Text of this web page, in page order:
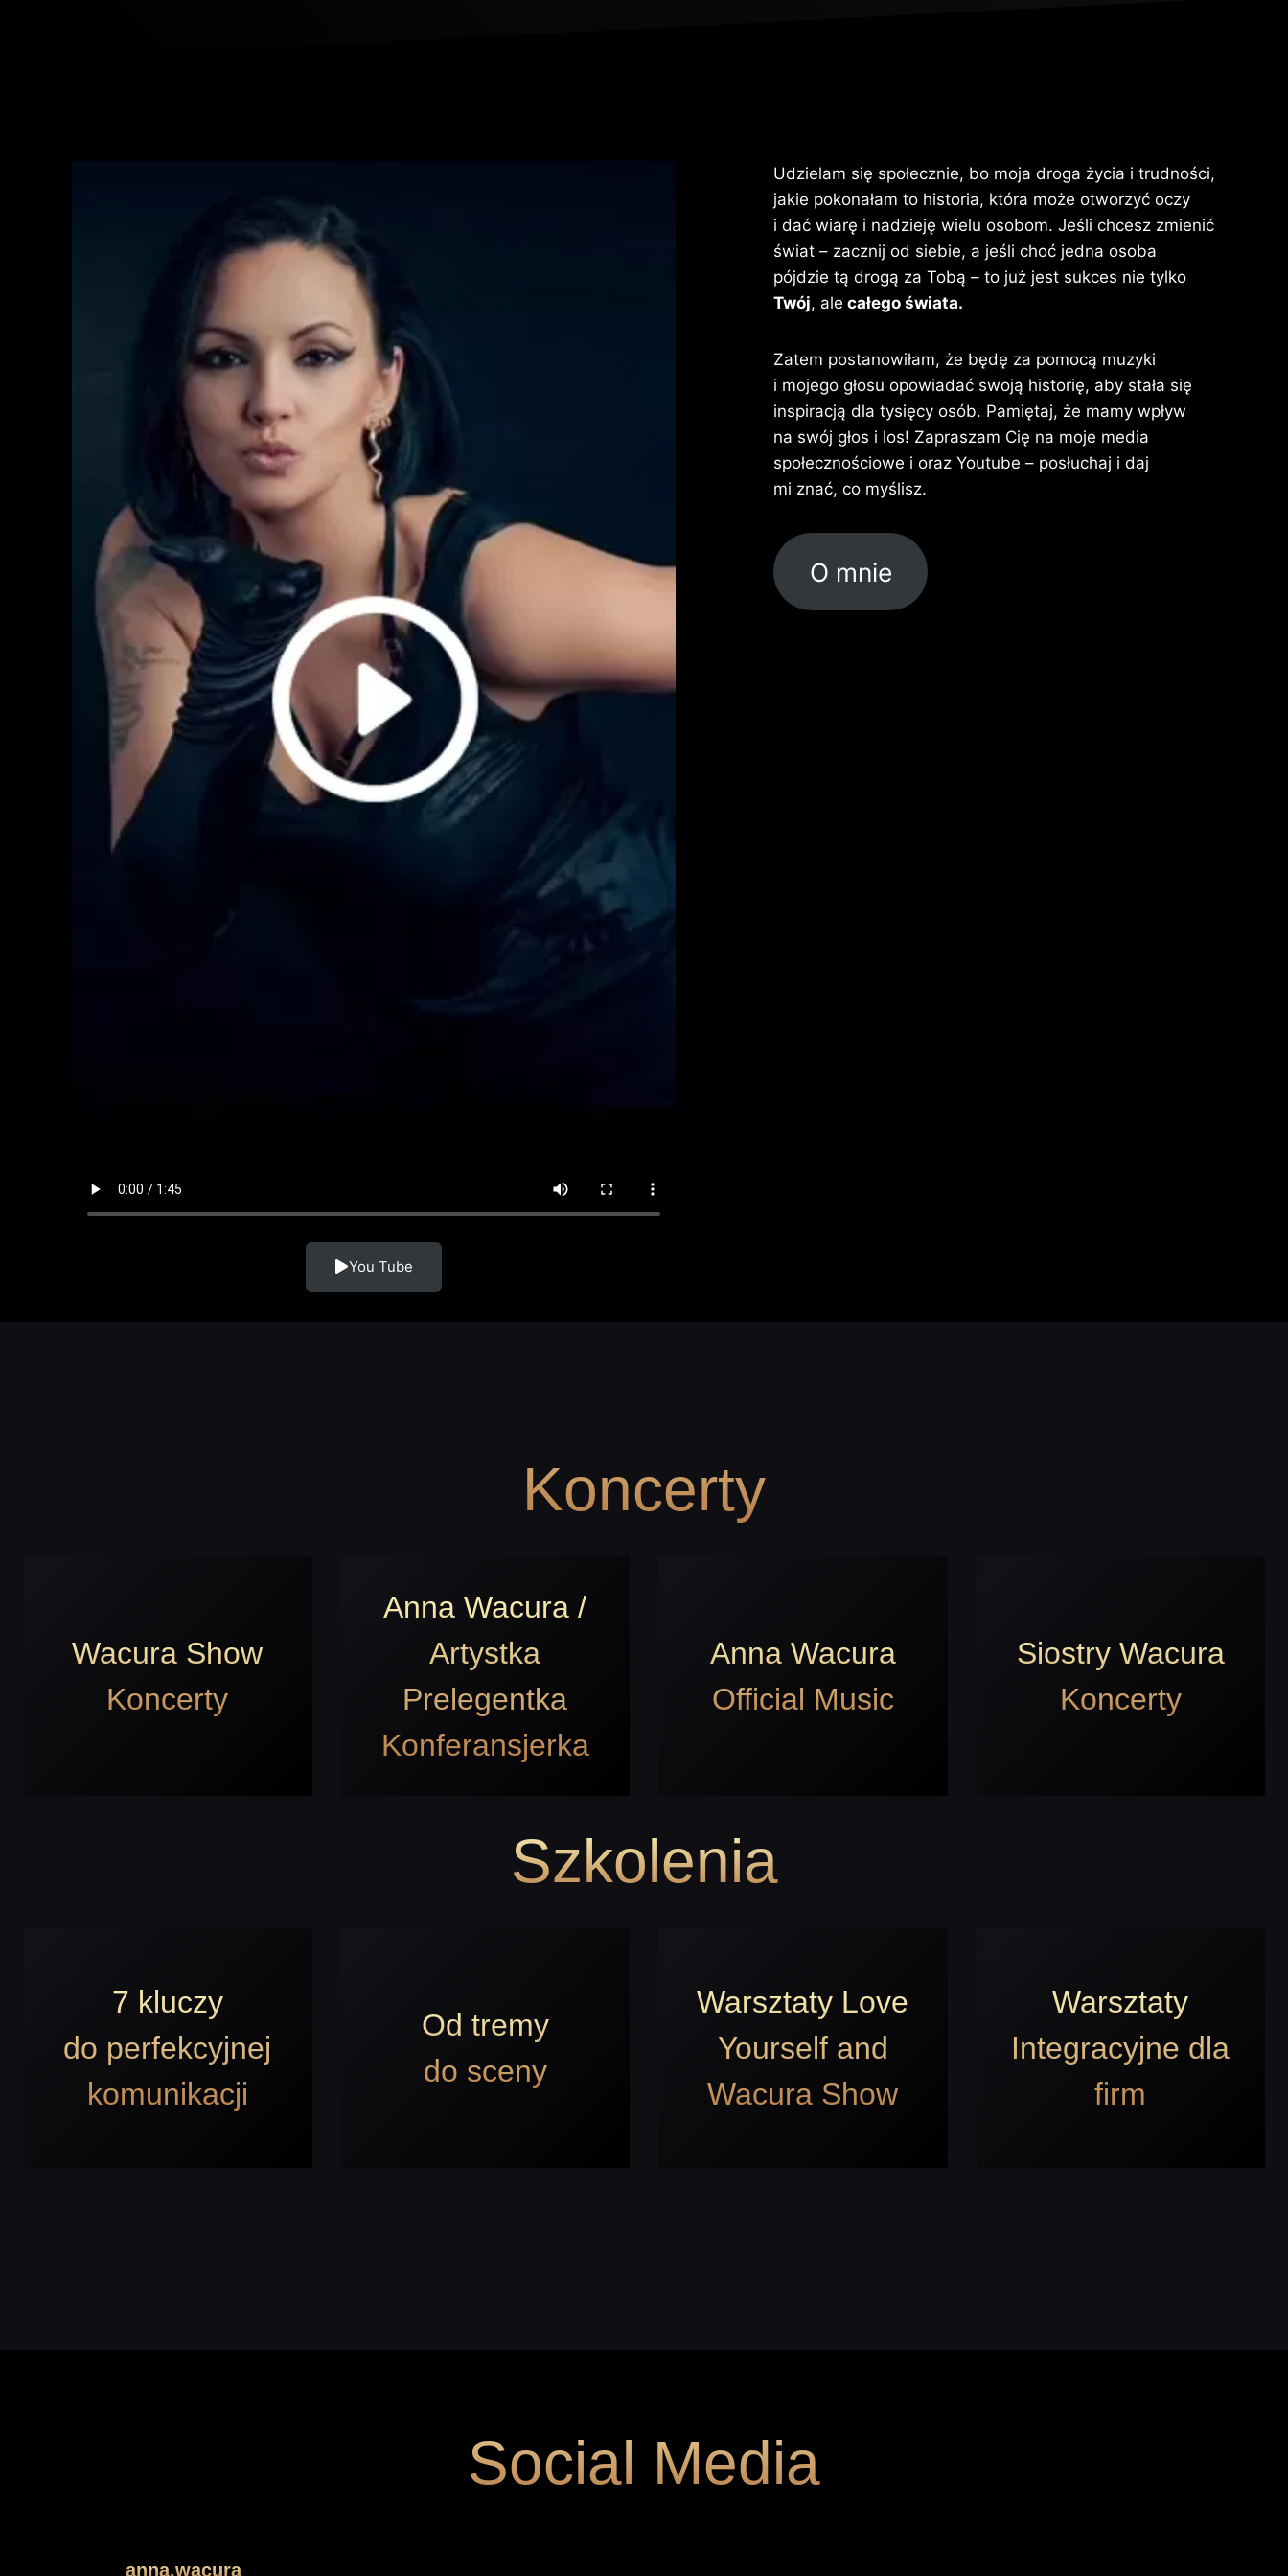
You Tube
Udzielam się społecznie, bo moja droga życia i trudności,
jakie pokonałam to historia, która może otworzyć oczy
i dać wiarę i nadzieję wielu osobom. Jeśli chcesz zmienić
świat – zacznij od siebie, a jeśli choć jedna osoba
pójdzie tą drogą za Tobą – to już jest sukces nie tylko
Twój, ale całego świata.
Zatem postanowiłam, że będę za pomocą muzyki
i mojego głosu opowiadać swoją historię, aby stała się
inspiracją dla tysięcy osób. Pamiętaj, że mamy wpływ
na swój głos i los! Zapraszam Cię na moje media
społecznościowe i oraz Youtube – posłuchaj i daj
mi znać, co myślisz.
O mnie
Koncerty
Wacura Show
Koncerty
Anna Wacura /
Artystka
Prelegentka
Konferansjerka
Anna Wacura
Official Music
Siostry Wacura
Koncerty
Szkolenia
7 kluczy
do perfekcyjnej
komunikacji
Od tremy
do sceny
Warsztaty Love
Yourself and
Wacura Show
Warsztaty
Integracyjne dla
firm
Social Media
anna.wacura